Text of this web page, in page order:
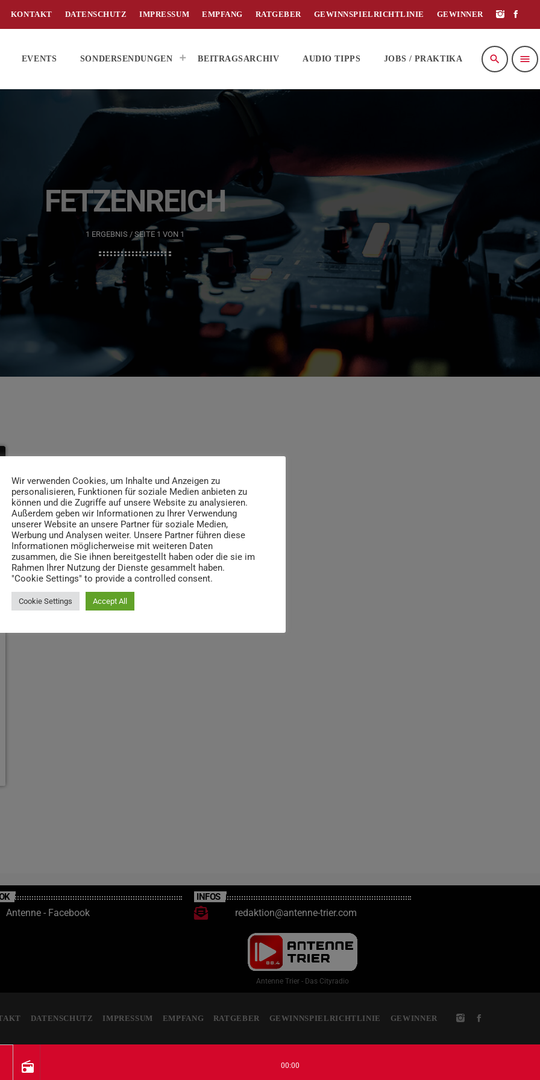
radio 00:00
KONTAKT DATENSCHUTZ IMPRESSUM EMPFANG RATGEBER GEWINNSPIELRICHTLINIE GEWINNER
EVENTS SONDERSENDUNGEN BEITRAGSARCHIV AUDIO TIPPS JOBS / PRAKTIKA search menu
FETZENREICH
1 ERGEBNIS / SEITE 1 VON 1
Antenne - Facebook
INFOS
redaktion@antenne-trier.com
Antenne Trier - Das Cityradio
DATENSCHUTZ IMPRESSUM EMPFANG RATGEBER GEWINNSPIELRICHTLINIE GEWINNER
Wir verwenden Cookies, um Inhalte und Anzeigen zu
personalisieren, Funktionen für soziale Medien anbieten zu
können und die Zugriffe auf unsere Website zu analysieren.
Außerdem geben wir Informationen zu Ihrer Verwendung
unserer Website an unsere Partner für soziale Medien,
Werbung und Analysen weiter. Unsere Partner führen diese
Informationen möglicherweise mit weiteren Daten
zusammen, die Sie ihnen bereitgestellt haben oder die sie im
Rahmen Ihrer Nutzung der Dienste gesammelt haben.
"Cookie Settings" to provide a controlled consent.
Cookie Settings Accept All